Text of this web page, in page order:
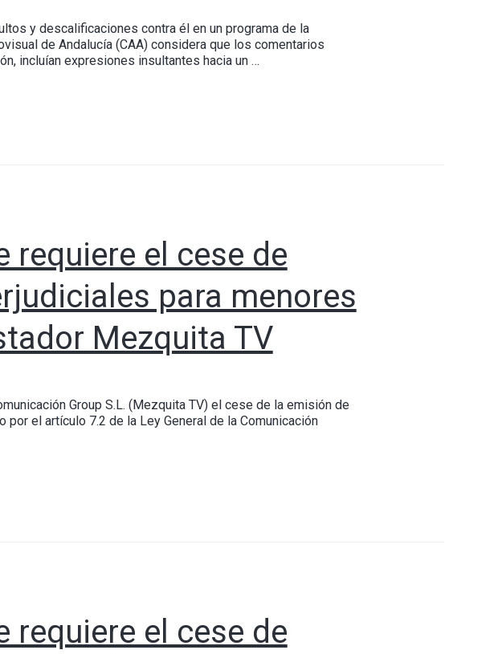
y descalificaciones contra él en un programa de la
de Andalucía (CAA) considera que los comentarios
incluían expresiones insultantes hacia un …
requiere el cese de
para menores
Mezquita TV
Group S.L. (Mezquita TV) el cese de la emisión de
el artículo 7.2 de la Ley General de la Comunicación
requiere el cese de